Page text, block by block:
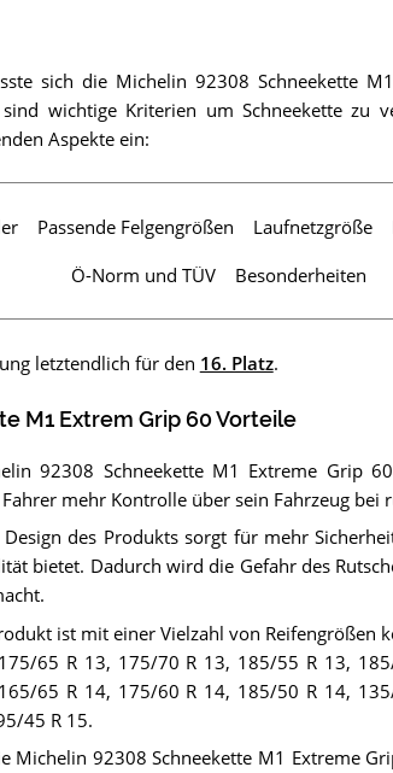
sich die Michelin 92308 Schneekette
wichtige Kriterien um Schneekette zu
Aspekte ein:
Passende Felgengrößen Laufnetzgröße
Ö-Norm und TÜV
Besonderheiten
letztendlich für den 16. Platz.
M1 Extrem Grip 60 Vorteile
92308 Schneekette M1 Extreme Grip
mehr Kontrolle über sein Fahrzeug bei
Design des Produkts sorgt für mehr
bietet. Dadurch wird die Gefahr des
ist mit einer Vielzahl von Reifengrößen
65 R 13, 175/70 R 13, 185/55 R 13,
65 R 14, 175/60 R 14, 185/50 R 14,
45 R 15.
Michelin 92308 Schneekette M1 Extreme